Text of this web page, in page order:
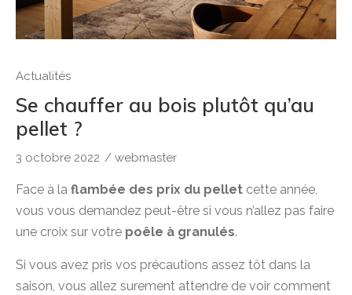
Actualités
Se chauffer au bois plutôt qu’au
pellet ?
3 octobre 2022 / webmaster
Face à la flambée des prix du pellet cette année,
vous vous demandez peut-être si vous n’allez pas faire
une croix sur votre poêle à granulés.
Si vous avez pris vos précautions assez tôt dans la
saison, vous allez surement attendre de voir comment